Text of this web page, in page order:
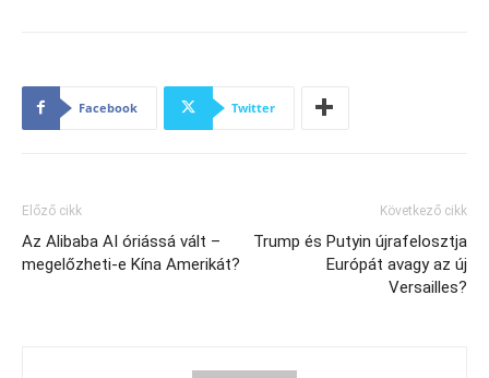
Facebook Twitter
Előző cikk
Az Alibaba AI óriássá vált –
megelőzheti-e Kína Amerikát?
Következő cikk
Trump és Putyin újrafelosztja
Európát avagy az új
Versailles?